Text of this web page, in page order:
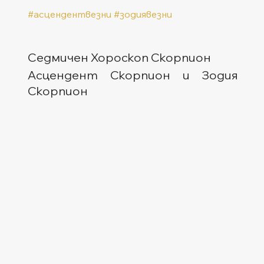
#асцендентвезни #зодиявезни
Седмичен Хороскоп Скорпион
Асцендент Скорпион и Зодия
Скорпион